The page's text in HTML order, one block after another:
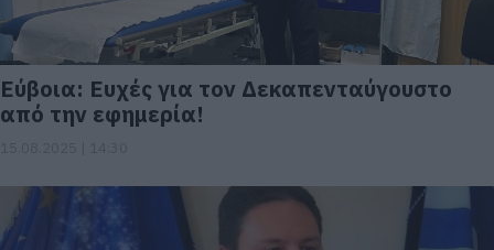
Εύβοια: Ευχές για τον Δεκαπενταύγουστο
από την εφημερία!